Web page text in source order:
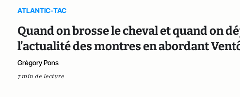
ATLANTIC-TAC
Quand on brosse le cheval et quand on
l’actualité des montres en abordant
Grégory Pons
7 min de lecture